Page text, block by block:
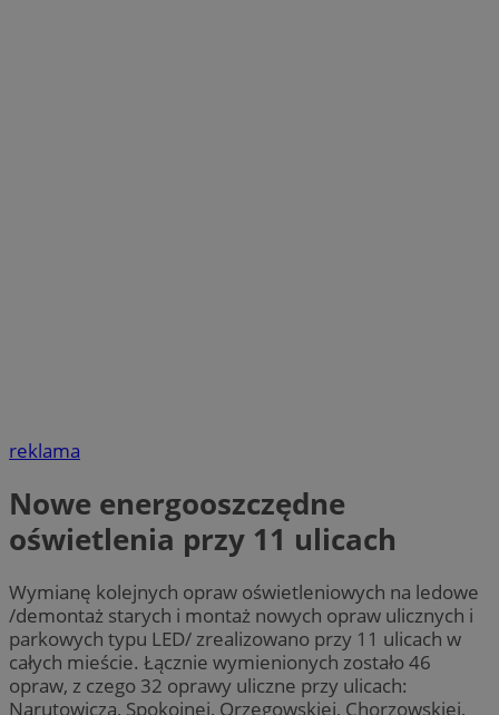
reklama
Nowe energooszczędne
oświetlenia przy 11 ulicach
Wymianę kolejnych opraw oświetleniowych na ledowe
/demontaż starych i montaż nowych opraw ulicznych i
parkowych typu LED/ zrealizowano przy 11 ulicach w
całych mieście. Łącznie wymienionych zostało 46
opraw, z czego 32 oprawy uliczne przy ulicach:
Narutowicza, Spokojnej, Orzegowskiej, Chorzowskiej,